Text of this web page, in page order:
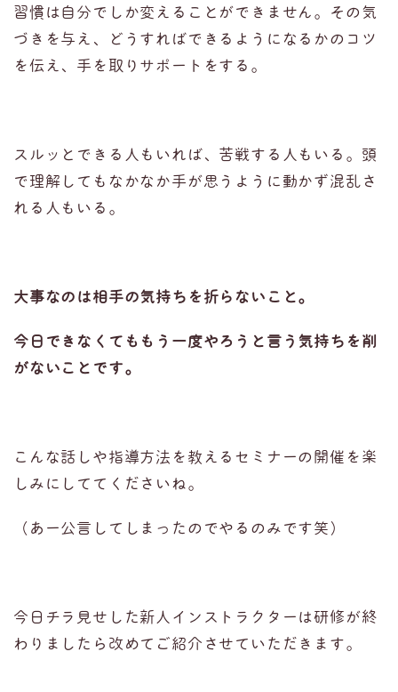
習慣は自分でしか変えることができません。その気
づきを与え、どうすればできるようになるかのコツ
を伝え、手を取りサポートをする。
スルッとできる人もいれば、苦戦する人もいる。頭
で理解してもなかなか手が思うように動かず混乱さ
れる人もいる。
大事なのは相手の気持ちを折らないこと。
今日できなくてももう一度やろうと言う気持ちを削
がないことです。
こんな話しや指導方法を教えるセミナーの開催を楽
しみにしててくださいね。
（あー公言してしまったのでやるのみです笑）
今日チラ見せした新人インストラクターは研修が終
わりましたら改めてご紹介させていただきます。